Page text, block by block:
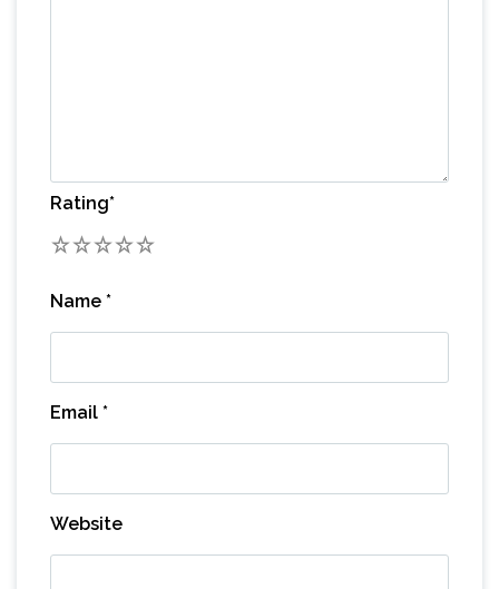
Rating*
5
4
3
2
Name *
Email *
Website